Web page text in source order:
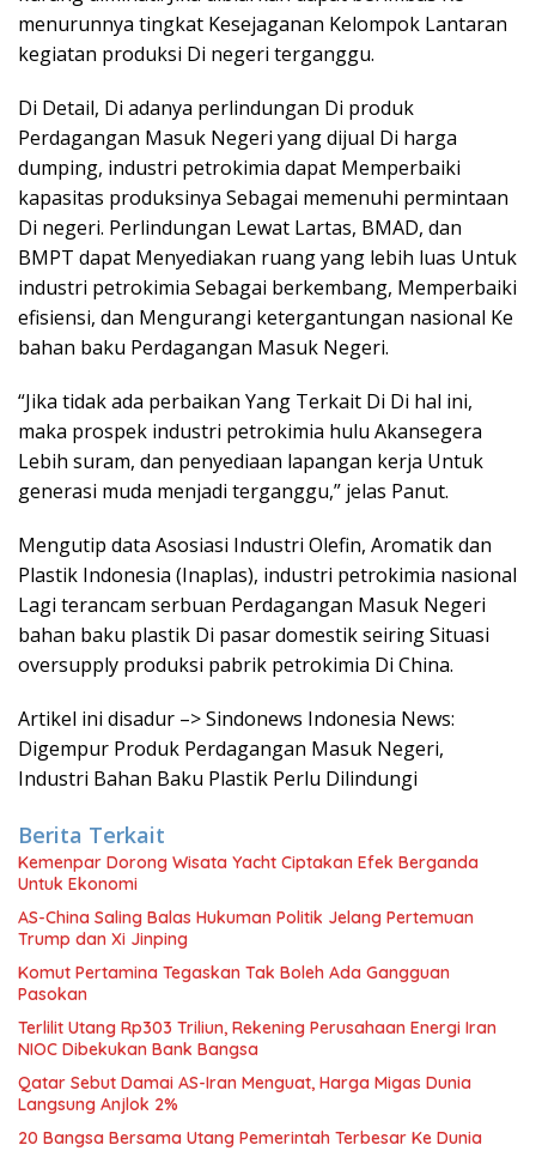
menurunnya tingkat Kesejaganan Kelompok Lantaran
kegiatan produksi Di negeri terganggu.
Di Detail, Di adanya perlindungan Di produk
Perdagangan Masuk Negeri yang dijual Di harga
dumping, industri petrokimia dapat Memperbaiki
kapasitas produksinya Sebagai memenuhi permintaan
Di negeri. Perlindungan Lewat Lartas, BMAD, dan
BMPT dapat Menyediakan ruang yang lebih luas Untuk
industri petrokimia Sebagai berkembang, Memperbaiki
efisiensi, dan Mengurangi ketergantungan nasional Ke
bahan baku Perdagangan Masuk Negeri.
“Jika tidak ada perbaikan Yang Terkait Di Di hal ini,
maka prospek industri petrokimia hulu Akansegera
Lebih suram, dan penyediaan lapangan kerja Untuk
generasi muda menjadi terganggu,” jelas Panut.
Mengutip data Asosiasi Industri Olefin, Aromatik dan
Plastik Indonesia (Inaplas), industri petrokimia nasional
Lagi terancam serbuan Perdagangan Masuk Negeri
bahan baku plastik Di pasar domestik seiring Situasi
oversupply produksi pabrik petrokimia Di China.
Artikel ini disadur –> Sindonews Indonesia News:
Digempur Produk Perdagangan Masuk Negeri,
Industri Bahan Baku Plastik Perlu Dilindungi
Berita Terkait
Kemenpar Dorong Wisata Yacht Ciptakan Efek Berganda
Untuk Ekonomi
AS-China Saling Balas Hukuman Politik Jelang Pertemuan
Trump dan Xi Jinping
Komut Pertamina Tegaskan Tak Boleh Ada Gangguan
Pasokan
Terlilit Utang Rp303 Triliun, Rekening Perusahaan Energi Iran
NIOC Dibekukan Bank Bangsa
Qatar Sebut Damai AS-Iran Menguat, Harga Migas Dunia
Langsung Anjlok 2%
20 Bangsa Bersama Utang Pemerintah Terbesar Ke Dunia